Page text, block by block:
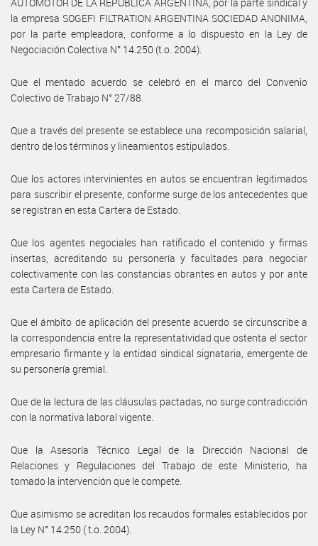
la empresa SOGEFI FILTRATION ARGENTINA SOCIEDAD ANONIMA,
por la parte empleadora, conforme a lo dispuesto en la Ley de
Negociación Colectiva N° 14.250 (t.o. 2004).
Que el mentado acuerdo se celebró en el marco del Convenio
Colectivo de Trabajo N° 27/88.
Que a través del presente se establece una recomposición salarial,
dentro de los términos y lineamientos estipulados.
Que los actores intervinientes en autos se encuentran legitimados
para suscribir el presente, conforme surge de los antecedentes que
se registran en esta Cartera de Estado.
Que los agentes negociales han ratificado el contenido y firmas
insertas, acreditando su personería y facultades para negociar
colectivamente con las constancias obrantes en autos y por ante
esta Cartera de Estado.
Que el ámbito de aplicación del presente acuerdo se circunscribe a
la correspondencia entre la representatividad que ostenta el sector
empresario firmante y la entidad sindical signataria, emergente de
su personería gremial.
Que de la lectura de las cláusulas pactadas, no surge contradicción
con la normativa laboral vigente.
Que la Asesoría Técnico Legal de la Dirección Nacional de
Relaciones y Regulaciones del Trabajo de este Ministerio, ha
tomado la intervención que le compete.
Que asimismo se acreditan los recaudos formales establecidos por
la Ley N° 14.250 ( t.o. 2004).